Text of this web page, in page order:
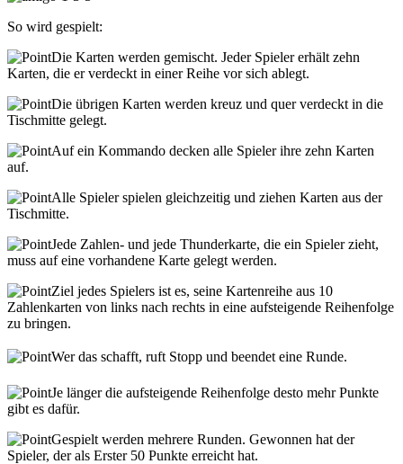
So wird gespielt:
Die Karten werden gemischt. Jeder Spieler erhält zehn
Karten, die er verdeckt in einer Reihe vor sich ablegt.
Die übrigen Karten werden kreuz und quer verdeckt in die
Tischmitte gelegt.
Auf ein Kommando decken alle Spieler ihre zehn Karten
auf.
Alle Spieler spielen gleichzeitig und ziehen Karten aus der
Tischmitte.
Jede Zahlen- und jede Thunderkarte, die ein Spieler zieht,
muss auf eine vorhandene Karte gelegt werden.
Ziel jedes Spielers ist es, seine Kartenreihe aus 10
Zahlenkarten von links nach rechts in eine aufsteigende Reihenfolge
zu bringen.
Wer das schafft, ruft Stopp und beendet eine Runde.
Je länger die aufsteigende Reihenfolge desto mehr Punkte
gibt es dafür.
Gespielt werden mehrere Runden. Gewonnen hat der
Spieler, der als Erster 50 Punkte erreicht hat.